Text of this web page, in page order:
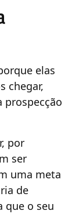
elas
chegar,
prospecção
por
ser
uma meta
de
que o seu